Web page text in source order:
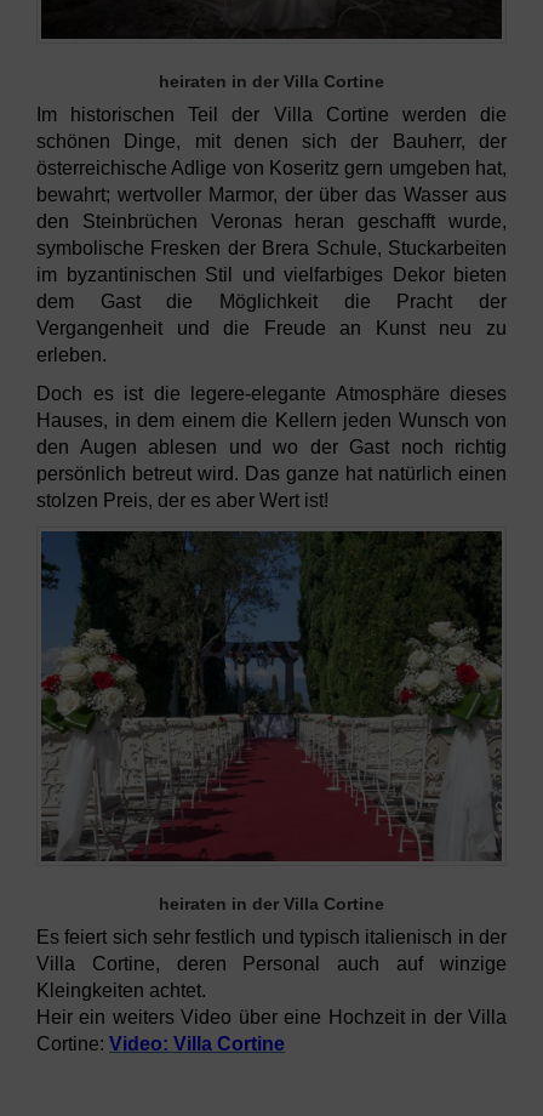
heiraten in der Villa Cortine
Im historischen Teil der Villa Cortine werden die
schönen Dinge, mit denen sich der Bauherr, der
österreichische Adlige von Koseritz gern umgeben hat,
bewahrt; wertvoller Marmor, der über das Wasser aus
den Steinbrüchen Veronas heran geschafft wurde,
symbolische Fresken der Brera Schule, Stuckarbeiten
im byzantinischen Stil und vielfarbiges Dekor bieten
dem Gast die Möglichkeit die Pracht der
Vergangenheit und die Freude an Kunst neu zu
erleben.
Doch es ist die legere-elegante Atmosphäre dieses
Hauses, in dem einem die Kellern jeden Wunsch von
den Augen ablesen und wo der Gast noch richtig
persönlich betreut wird. Das ganze hat natürlich einen
stolzen Preis, der es aber Wert ist!
heiraten in der Villa Cortine
Es feiert sich sehr festlich und typisch italienisch in der
Villa Cortine, deren Personal auch auf winzige
Kleingkeiten achtet.
Heir ein weiters Video über eine Hochzeit in der Villa
Cortine: Video: Villa Cortine